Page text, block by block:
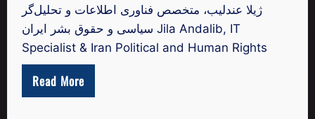
ژیلا عندلیب، متخصص فناوری اطلاعات و تحلیل‌گر
سیاسی و حقوق بشر ایران Jila Andalib, IT
Specialist & Iran Political and Human Rights
Read More